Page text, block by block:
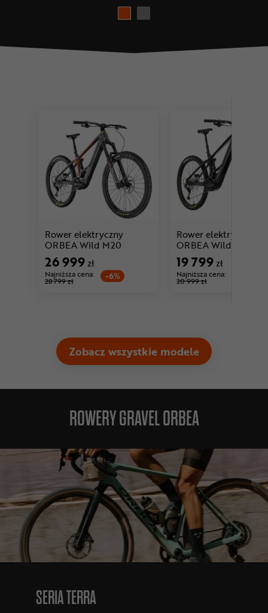
Rower elektryczny
ORBEA Wild M20 Cena: 26 999 zł
26 999zł
Najniższa cena:
28 799 zł -6%
Rower elektryczny
ORBEA Wild ST H30
19 799zł
Najniższa cena:
20 999 zł
Zobacz wszystkie modele
ROWERY GRAVEL ORBEA
SERIA TERRA